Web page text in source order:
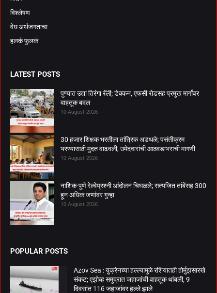
विश्लेषण
वेध अर्थजगताचा
हलकं फुलकं
LATEST POSTS
पुण्यात उद्या तिरंगा रॅली; डेक्कन, एफसी रोडसह प्रमुख मार्गांवर
वाहतूक बदल
10 August 2026
30 हजार शिक्षक भरतीला तांत्रिक अडथळे; पसंतीक्रम
भरण्यासाठी मुदत वाढवली, उमेदवारांची आठवडाभराची मागणी
10 August 2026
नाशिक-पुणे रेल्वेप्रश्नी आंदोलन चिघळले; सत्यजित तांबेंसह 300
हून अधिक जणांवर गुन्हा
10 August 2026
POPULAR POSTS
Azov Sea : युक्रेनच्या हल्ल्यामुळे रशियातही होर्मुझसारखे
संकट; एझोव्ह समुद्रात जहाजांची वाहतूक थांबली, 9
दिवसांत 116 जहाजांवर हल्ले झाले